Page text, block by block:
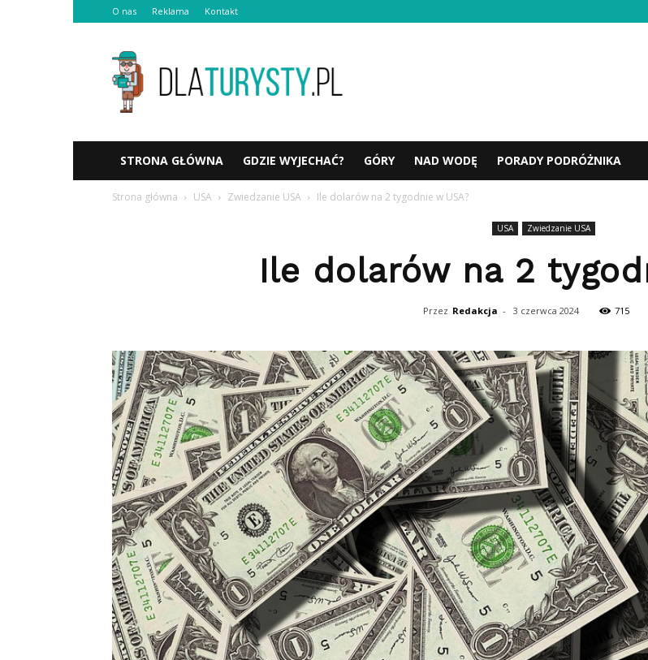
O nas Reklama Kontakt
Dlaturysty.pl
STRONA GŁÓWNA GDZIE WYJECHAĆ? GÓRY NAD WODĘ PORADY PODRÓŻNIKA
Strona główna USA Zwiedzanie USA Ile dolarów na 2 tygodnie w USA?
USA Zwiedzanie USA
Ile dolarów na 2
Przez Redakcja - 3 czerwca 2024 715